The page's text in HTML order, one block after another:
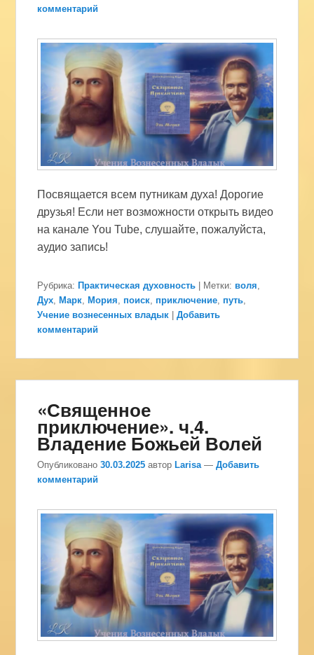
комментарий
Посвящается всем путникам духа! Дорогие
друзья! Если нет возможности открыть видео
на канале You Tube, слушайте, пожалуйста,
аудио запись!
Рубрика: Практическая духовность Метки: воля,
Дух, Марк, Мория, поиск, приключение, путь,
Учение вознесенных владык
|Добавить
комментарий
«Священное
приключение». ч.4.
Владение Божьей Волей
Опубликовано30.03.2025 автор Larisa —Добавить
комментарий